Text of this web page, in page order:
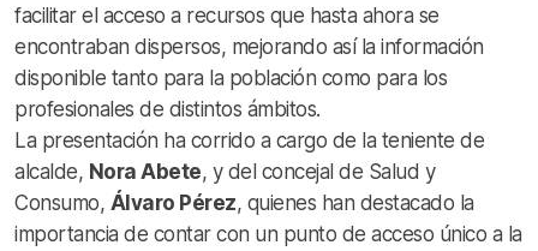
facilitar el acceso a recursos que hasta ahora se
encontraban dispersos, mejorando así la información
disponible tanto para la población como para los
profesionales de distintos ámbitos.
La presentación ha corrido a cargo de la teniente de
alcalde, Nora Abete, y del concejal de Salud y
Consumo, Álvaro Pérez, quienes han destacado la
importancia de contar con un punto de acceso único a la